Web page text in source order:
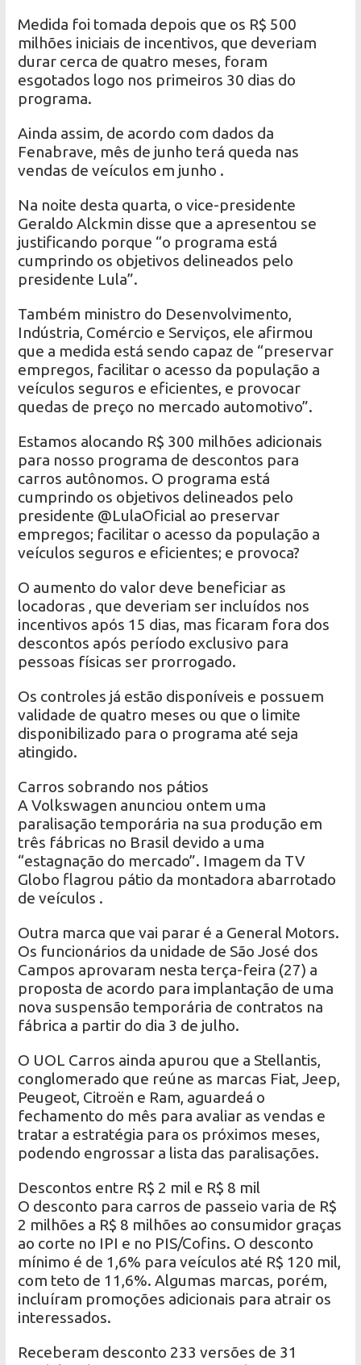
Medida foi tomada depois que os R$ 500
milhões iniciais de incentivos, que deveriam
durar cerca de quatro meses, foram
esgotados logo nos primeiros 30 dias do
programa.
Ainda assim, de acordo com dados da
Fenabrave, mês de junho terá queda nas
vendas de veículos em junho .
Na noite desta quarta, o vice-presidente
Geraldo Alckmin disse que a apresentou se
justificando porque “o programa está
cumprindo os objetivos delineados pelo
presidente Lula”.
Também ministro do Desenvolvimento,
Indústria, Comércio e Serviços, ele afirmou
que a medida está sendo capaz de “preservar
empregos, facilitar o acesso da população a
veículos seguros e eficientes, e provocar
quedas de preço no mercado automotivo”.
Estamos alocando R$ 300 milhões adicionais
para nosso programa de descontos para
carros autônomos. O programa está
cumprindo os objetivos delineados pelo
presidente @LulaOficial ao preservar
empregos; facilitar o acesso da população a
veículos seguros e eficientes; e provoca?
O aumento do valor deve beneficiar as
locadoras , que deveriam ser incluídos nos
incentivos após 15 dias, mas ficaram fora dos
descontos após período exclusivo para
pessoas físicas ser prorrogado.
Os controles já estão disponíveis e possuem
validade de quatro meses ou que o limite
disponibilizado para o programa até seja
atingido.
Carros sobrando nos pátios
A Volkswagen anunciou ontem uma
paralisação temporária na sua produção em
três fábricas no Brasil devido a uma
“estagnação do mercado”. Imagem da TV
Globo flagrou pátio da montadora abarrotado
de veículos .
Outra marca que vai parar é a General Motors.
Os funcionários da unidade de São José dos
Campos aprovaram nesta terça-feira (27) a
proposta de acordo para implantação de uma
nova suspensão temporária de contratos na
fábrica a partir do dia 3 de julho.
O UOL Carros ainda apurou que a Stellantis,
conglomerado que reúne as marcas Fiat, Jeep,
Peugeot, Citroën e Ram, aguardeá o
fechamento do mês para avaliar as vendas e
tratar a estratégia para os próximos meses,
podendo engrossar a lista das paralisações.
Descontos entre R$ 2 mil e R$ 8 mil
O desconto para carros de passeio varia de R$
2 milhões a R$ 8 milhões ao consumidor graças
ao corte no IPI e no PIS/Cofins. O desconto
mínimo é de 1,6% para veículos até R$ 120 mil,
com teto de 11,6%. Algumas marcas, porém,
incluíram promoções adicionais para atrair os
interessados.
Receberam desconto 233 versões de 31